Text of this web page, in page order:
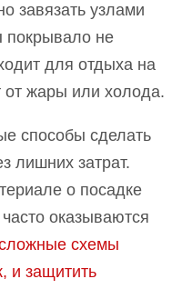
завязать узлами
покрывало не
для отдыха на
жары или холода.
способы сделать
лишних затрат.
о посадке
оказываются
схемы
и защитить